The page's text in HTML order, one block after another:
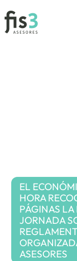
Search
for:
EL
HORA
PÁGINAS
JORNADA
ASESORES